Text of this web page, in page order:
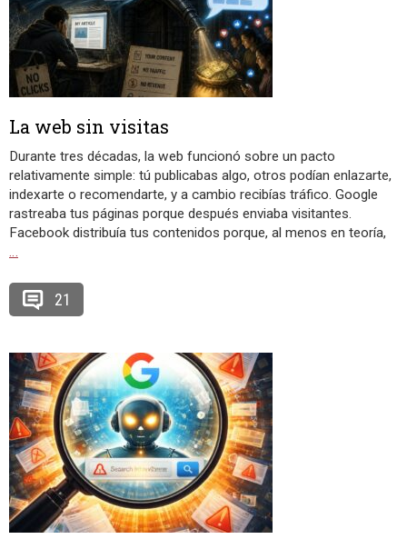
La web sin visitas
Durante tres décadas, la web funcionó sobre un pacto
relativamente simple: tú publicabas algo, otros podían enlazarte,
indexarte o recomendarte, y a cambio recibías tráfico. Google
rastreaba tus páginas porque después enviaba visitantes.
Facebook distribuía tus contenidos porque, al menos en teoría,
…
21